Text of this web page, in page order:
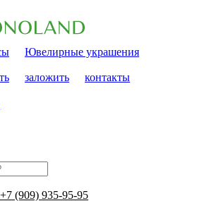
Ювелирные украшения
заложить контакты
+7 (909) 935-95-95